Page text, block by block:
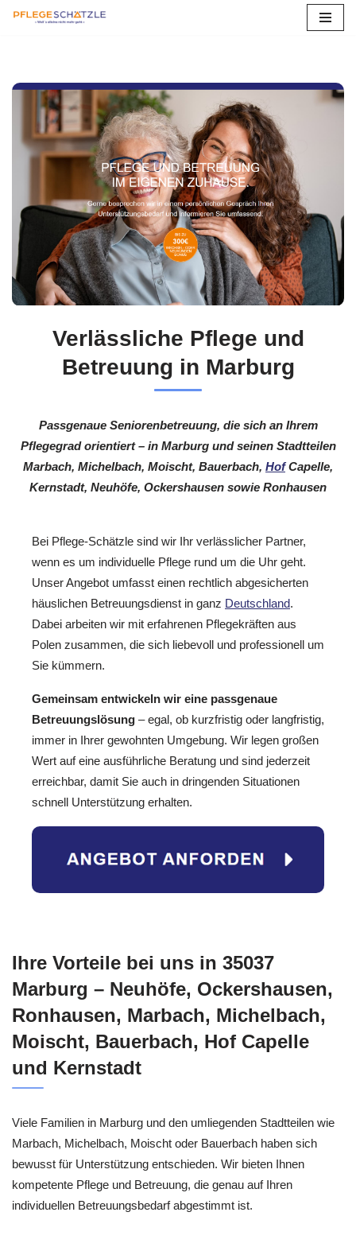
springen
Verlässliche Pflege und
Betreuung in Marburg
Passgenaue Seniorenbetreuung, die sich an Ihrem
Pflegegrad orientiert – in Marburg und seinen Stadtteilen
Marbach, Michelbach, Moischt, Bauerbach, HofCapelle,
Kernstadt, Neuhöfe, Ockershausen sowie Ronhausen
Bei Pflege-Schätzle sind wir Ihr verlässlicher Partner,
wenn es um individuelle Pflege rund um die Uhr geht.
Unser Angebot umfasst einen rechtlich abgesicherten
häuslichen Betreuungsdienst in ganz Deutschland.
Dabei arbeiten wir mit erfahrenen Pflegekräften aus
Polen zusammen, die sich liebevoll und professionell um
Sie kümmern.
Gemeinsam entwickeln wir eine passgenaue
Betreuungslösung – egal, ob kurzfristig oder langfristig,
immer in Ihrer gewohnten Umgebung. Wir legen großen
Wert auf eine ausführliche Beratung und sind jederzeit
erreichbar, damit Sie auch in dringenden Situationen
schnell Unterstützung erhalten.
Ihre Vorteile bei uns in 35037
Marburg – Neuhöfe, Ockershausen,
Ronhausen, Marbach, Michelbach,
Moischt, Bauerbach, Hof Capelle
und Kernstadt
Viele Familien in Marburg und den umliegenden Stadtteilen wie
Marbach, Michelbach, Moischt oder Bauerbach haben sich
bewusst für Unterstützung entschieden. Wir bieten Ihnen
kompetente Pflege und Betreuung, die genau auf Ihren
individuellen Betreuungsbedarf abgestimmt ist.